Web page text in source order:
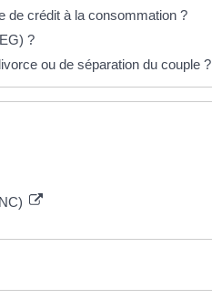
de crédit à la consommation ?
?
ou de séparation du couple ?